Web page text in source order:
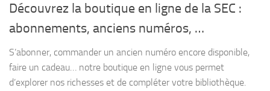
Découvrez la boutique en ligne de la SEC :
abonnements, anciens numéros, …
S’abonner, commander un ancien numéro encore disponible,
faire un cadeau… notre boutique en ligne vous permet
d’explorer nos richesses et de compléter votre bibliothèque.